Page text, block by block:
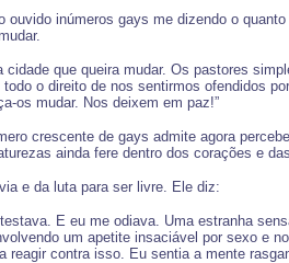
inúmeros gays me dizendo o
que queira mudar. Os pastores
o direito de nos sentirmos ofendidos
os mudar. Nos deixem em paz!”
crescente de gays admite agora
ainda fere dentro dos corações e
e da luta para ser livre. Ele diz:
E eu me odiava. Uma estranha
um apetite insaciável por sexo e
contra isso. Eu sentia a mente